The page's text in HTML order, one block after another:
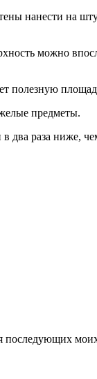
нанести на
можно
полезную
предметы.
два раза ниже,
последующих